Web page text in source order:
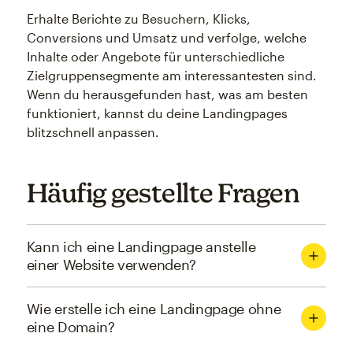
Erhalte Berichte zu Besuchern, Klicks,
Conversions und Umsatz und verfolge, welche
Inhalte oder Angebote für unterschiedliche
Zielgruppensegmente am interessantesten sind.
Wenn du herausgefunden hast, was am besten
funktioniert, kannst du deine Landingpages
blitzschnell anpassen.
Häufig gestellte Fragen
Kann ich eine Landingpage anstelle
einer Website verwenden?
Wie erstelle ich eine Landingpage ohne
eine Domain?